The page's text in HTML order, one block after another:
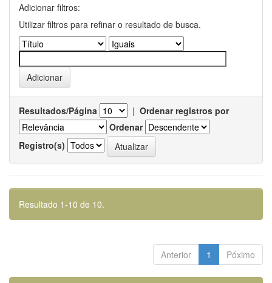
Adicionar filtros:
Utilizar filtros para refinar o resultado de busca.
Resultados/Página | Ordenar registros por
Ordenar
Registro(s)
Resultado 1-10 de 10.
Anterior 1 Póximo